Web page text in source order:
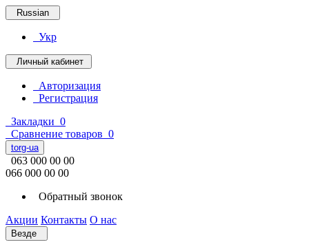
Russian
Укр
Личный кабинет
Авторизация
Регистрация
Закладки 0
Сравнение товаров 0
torg-ua
063 000 00 00
066 000 00 00
Обратный звонок
Акции Контакты О нас
Везде